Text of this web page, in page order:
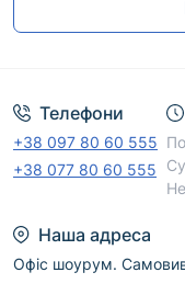
строк
доставку по
сортуванням,
товар.
Телефони
+38 097 80 60 555
+38 077 80 60 555
Наша адреса
Офіс шоурум.